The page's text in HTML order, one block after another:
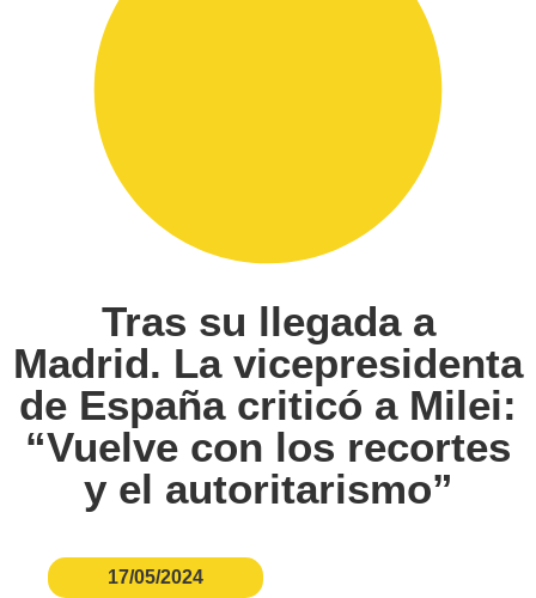
Tras su llegada a
Madrid. La vicepresidenta
de España criticó a Milei:
“Vuelve con los recortes
y el autoritarismo”
17/05/2024